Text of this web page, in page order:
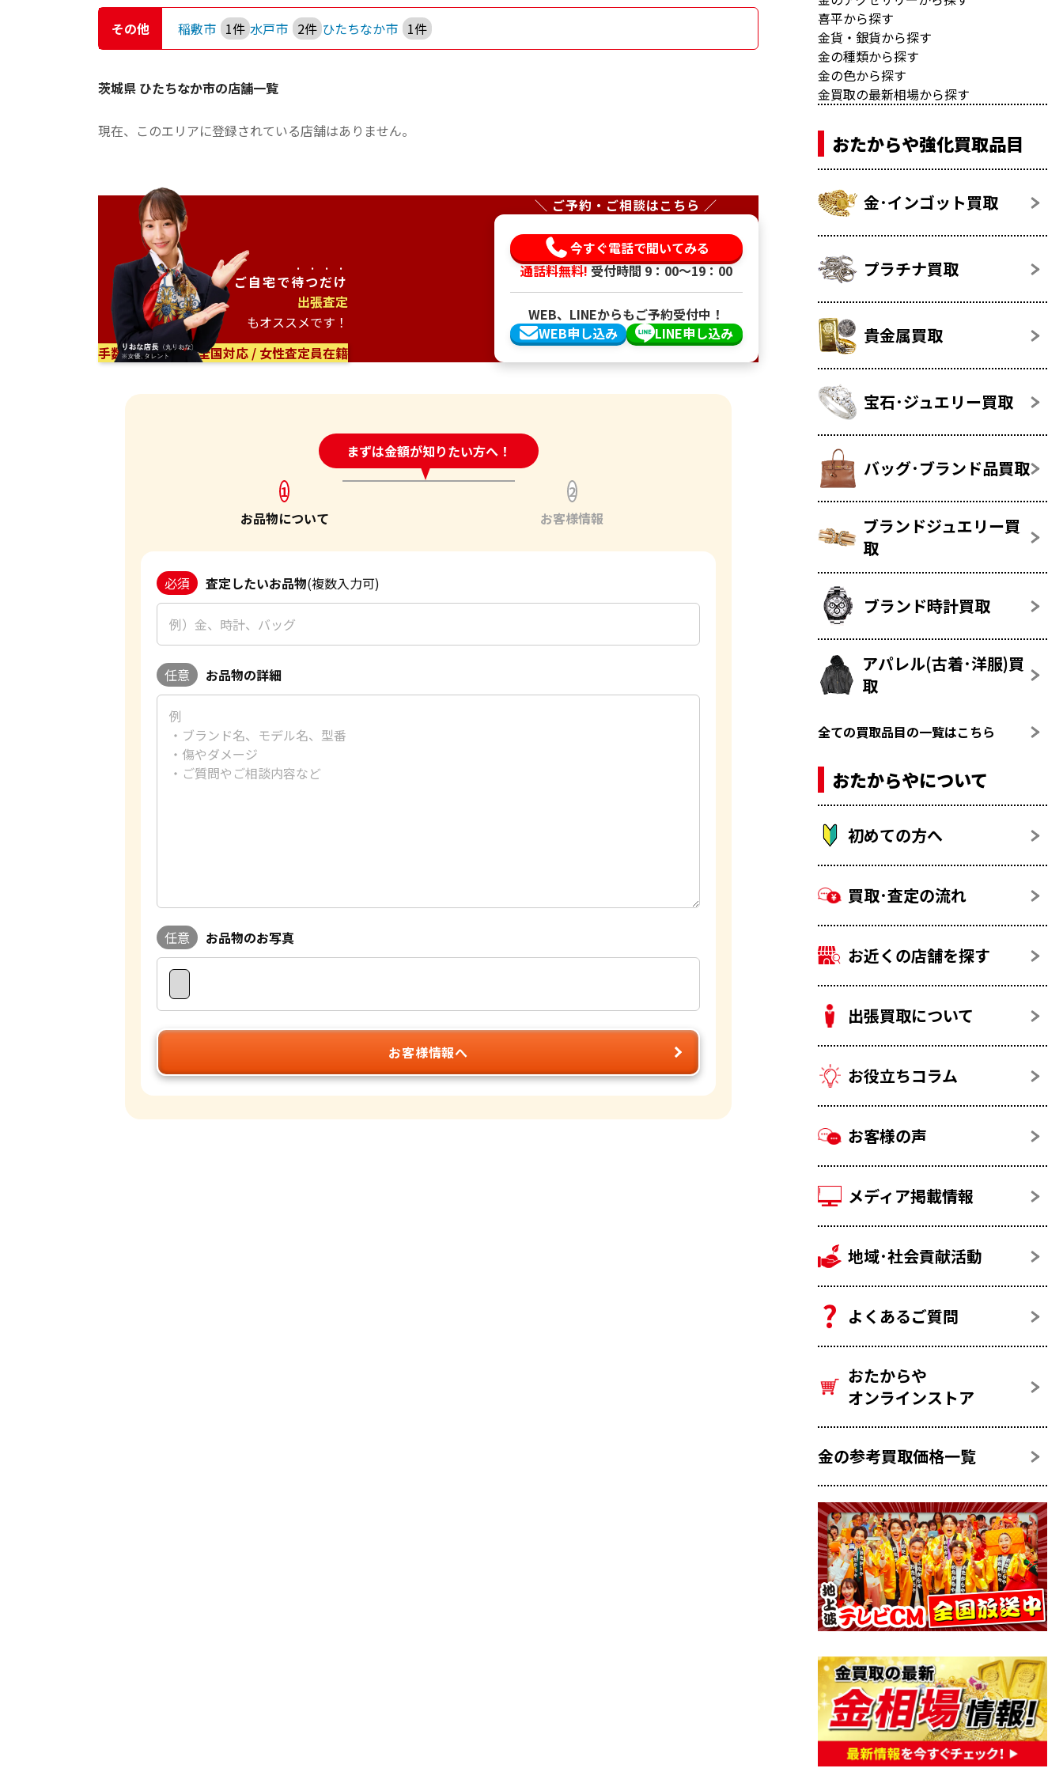
その他 稲敷市 1件 水戸市 2件 ひたちなか市 1件
茨城県 ひたちなか市の店舗一覧
現在、このエリアに登録されている店舗はありません。
ご自宅で待つだけ
出張査定
もオススメです！
手数料無料 / 日本全国対応 / 女性査定員在籍
＼ ご予約・ご相談はこちら ／
今すぐ電話で聞いてみる
通話料無料!受付時間 9：00〜19：00
WEB、LINEからもご予約受付中！
WEB申し込み
LINE申し込み
まずは金額が知りたい方へ！
24時間受付中!問い合わせフォーム
1
お品物について
2
お客様情報
必須 査定したいお品物(複数入力可)
任意 お品物の詳細
任意 お品物のお写真
お客様情報へ
喜平から探す
金貨・銀貨から探す
金の種類から探す
金の色から探す
金買取の最新相場から探す
おたからや強化買取品目
金･インゴット買取
プラチナ買取
貴金属買取
宝石･ジュエリー買取
バッグ･ブランド品買取
ブランドジュエリー買
取
ブランド時計買取
アパレル(古着･洋服)買
取
全ての買取品目の一覧はこちら
おたからやについて
初めての方へ
買取･査定の流れ
お近くの店舗を探す
出張買取について
お役立ちコラム
お客様の声
メディア掲載情報
地域･社会貢献活動
よくあるご質問
おたからや
オンラインストア
金の参考買取価格一覧